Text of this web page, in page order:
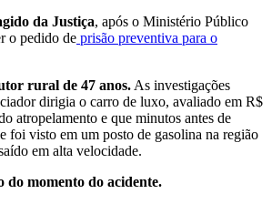
da Justiça, após o Ministério Público
o pedido de prisão preventiva para o
rural de 47 anos. As investigações
dirigia o carro de luxo, avaliado em R$
atropelamento e que minutos antes de
foi visto em um posto de gasolina na região
em alta velocidade.
do momento do acidente.